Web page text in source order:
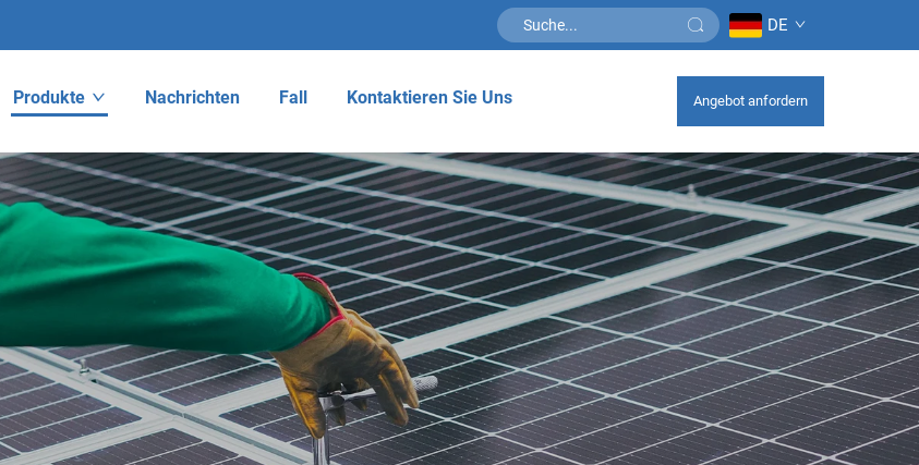
DE
Produkte Nachrichten Fall Kontaktieren Sie Uns Angebot anfordern